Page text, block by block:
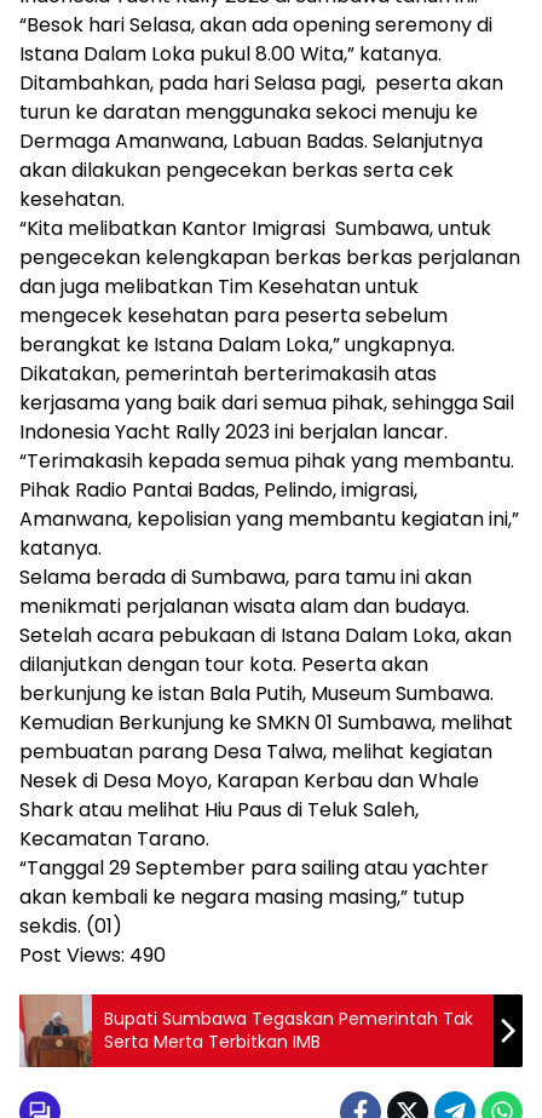
“Besok hari Selasa, akan ada opening seremony di
Istana Dalam Loka pukul 8.00 Wita,” katanya.
Ditambahkan, pada hari Selasa pagi, peserta akan
turun ke daratan menggunaka sekoci menuju ke
Dermaga Amanwana, Labuan Badas. Selanjutnya
akan dilakukan pengecekan berkas serta cek
kesehatan.
“Kita melibatkan Kantor Imigrasi Sumbawa, untuk
pengecekan kelengkapan berkas berkas perjalanan
dan juga melibatkan Tim Kesehatan untuk
mengecek kesehatan para peserta sebelum
berangkat ke Istana Dalam Loka,” ungkapnya.
Dikatakan, pemerintah berterimakasih atas
kerjasama yang baik dari semua pihak, sehingga Sail
Indonesia Yacht Rally 2023 ini berjalan lancar.
“Terimakasih kepada semua pihak yang membantu.
Pihak Radio Pantai Badas, Pelindo, imigrasi,
Amanwana, kepolisian yang membantu kegiatan ini,”
katanya.
Selama berada di Sumbawa, para tamu ini akan
menikmati perjalanan wisata alam dan budaya.
Setelah acara pebukaan di Istana Dalam Loka, akan
dilanjutkan dengan tour kota. Peserta akan
berkunjung ke istan Bala Putih, Museum Sumbawa.
Kemudian Berkunjung ke SMKN 01 Sumbawa, melihat
pembuatan parang Desa Talwa, melihat kegiatan
Nesek di Desa Moyo, Karapan Kerbau dan Whale
Shark atau melihat Hiu Paus di Teluk Saleh,
Kecamatan Tarano.
“Tanggal 29 September para sailing atau yachter
akan kembali ke negara masing masing,” tutup
sekdis. (01)
Post Views: 490
Bupati Sumbawa Tegaskan Pemerintah Tak
Serta Merta Terbitkan IMB